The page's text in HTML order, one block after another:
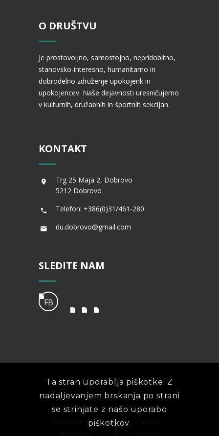
O DRUŠTVU
Je prostovoljno, samostojno, nepridobitno,
stanovsko-interesno, humanitarno in
dobrodelno združenje upokojenk in
upokojencev. Naše dejavnosti uresničujemo
v kulturnih, družabnih in športnih sekcijah.
KONTAKT
Trg 25 Maja 2, Dobrovo
5212 Dobrovo
Telefon: +386(0)31/461-280
du.dobrovo@gmail.com
SLEDITE NAM
FB
Vse Pravice Pridržane - Društvo
Upokojencev Dobrovo © 2023
O nas
Ta stran uporablja piškotke. Z
nadaljevanjem brskanja po strani
se strinjate z našo uporabo
piškotkov.